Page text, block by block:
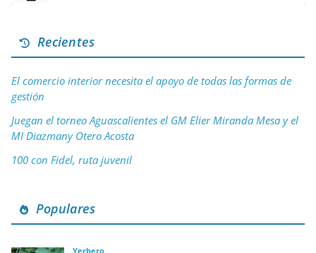
Recientes
El comercio interior necesita el apoyo de todas las formas de
gestión
Juegan el torneo Aguascalientes el GM Elier Miranda Mesa y el
MI Diazmany Otero Acosta
100 con Fidel, ruta juvenil
Populares